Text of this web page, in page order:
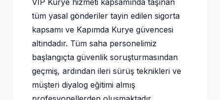
VIP Kurye hizmeti kapsamında taşınan
tüm yasal gönderiler tayin edilen sigorta
kapsamı ve Kapımda Kurye güvencesi
altındadır. Tüm saha personelimiz
başlangıçta güvenlik soruşturmasından
geçmiş, ardından ileri sürüş teknikleri ve
müşteri diyalog eğitimi almış